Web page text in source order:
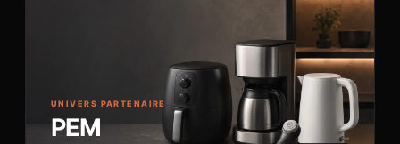
UNIVERS PARTENAIRE
PEM